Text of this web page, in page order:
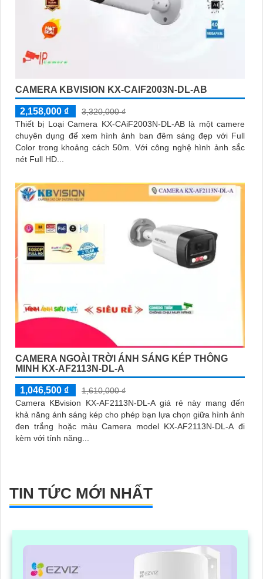
CAMERA KBVISION KX-CAIF2003N-DL-AB
2,158,000 ₫
3,320,000 ₫
Thiết bị Loại Camera KX-CAiF2003N-DL-AB là một camere
chuyên dụng để xem hình ảnh ban đêm sáng đẹp với Full
Color trong khoảng cách 50m. Với công nghệ hình ảnh sắc
nét Full HD...
CAMERA NGOÀI TRỜI ÁNH SÁNG KÉP THÔNG
MINH KX-AF2113N-DL-A
1,046,500 ₫
1,610,000 ₫
Camera KBvision KX-AF2113N-DL-A giá rẻ này mang đến
khả năng ánh sáng kép cho phép bạn lựa chọn giữa hình ảnh
đen trắng hoặc màu Camera model KX-AF2113N-DL-A đi
kèm với tính năng...
TIN TỨC MỚI NHẤT